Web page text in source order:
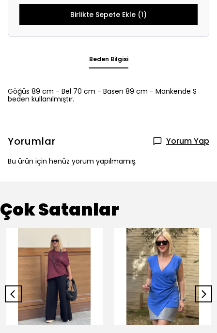
Birlikte Sepete Ekle (1)
Beden Bilgisi
Göğüs 89 cm - Bel 70 cm - Basen 89 cm - Mankende S
beden kullanılmıştır.
Yorumlar Yorum Yap
Bu ürün için henüz yorum yapılmamış.
Çok Satanlar